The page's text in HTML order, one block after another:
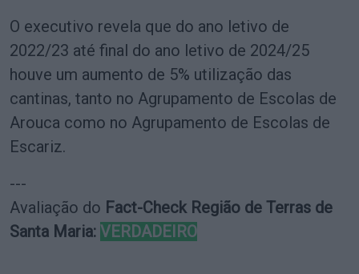
O executivo revela que do ano letivo de
2022/23 até final do ano letivo de 2024/25
houve um aumento de 5% utilização das
cantinas, tanto no Agrupamento de Escolas de
Arouca como no Agrupamento de Escolas de
Escariz.
---
Avaliação do Fact-Check Região de Terras de
Santa Maria: VERDADEIRO